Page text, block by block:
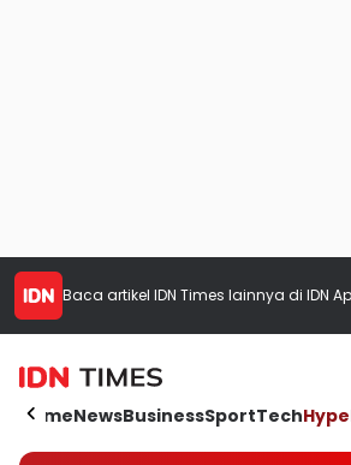
Baca artikel IDN Times lainnya di IDN
HomeNewsBusinessSportTechHype